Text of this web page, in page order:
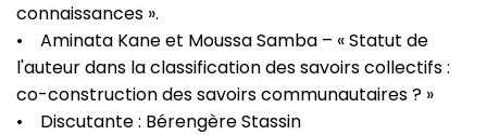
connaissances ».
• Aminata Kane et Moussa Samba – « Statut de
l'auteur dans la classification des savoirs collectifs :
co-construction des savoirs communautaires ? »
• Discutante : Bérengère Stassin